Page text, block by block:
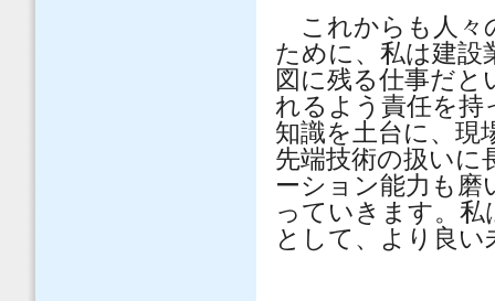
これからも人々
ために、私は建設
図に残る仕事だ
れるよう責任を持
知識を土台に、現
先端技術の扱いに
ーション能力も磨
っていきます。
として、より良